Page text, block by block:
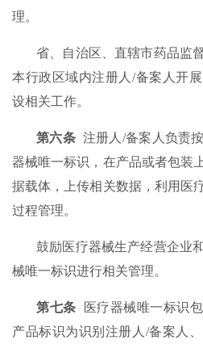
理。
省、自治区、直辖市药品监
本行政区域内注册人/备案人开
设相关工作。
第六条注册人/备案人负责
器械唯一标识，在产品或者包装
据载体，上传相关数据，利用医
过程管理。
鼓励医疗器械生产经营企业
械唯一标识进行相关管理。
第七条 医疗器械唯一标识
产品标识为识别注册人/备案人